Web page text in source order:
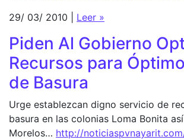
29/ 03/ 2010 | Leer »
Piden Al Gobierno
Recursos para
de Basura
Urge establezcan digno servicio de
basura en las colonias Loma Bonita
Morelos… http://